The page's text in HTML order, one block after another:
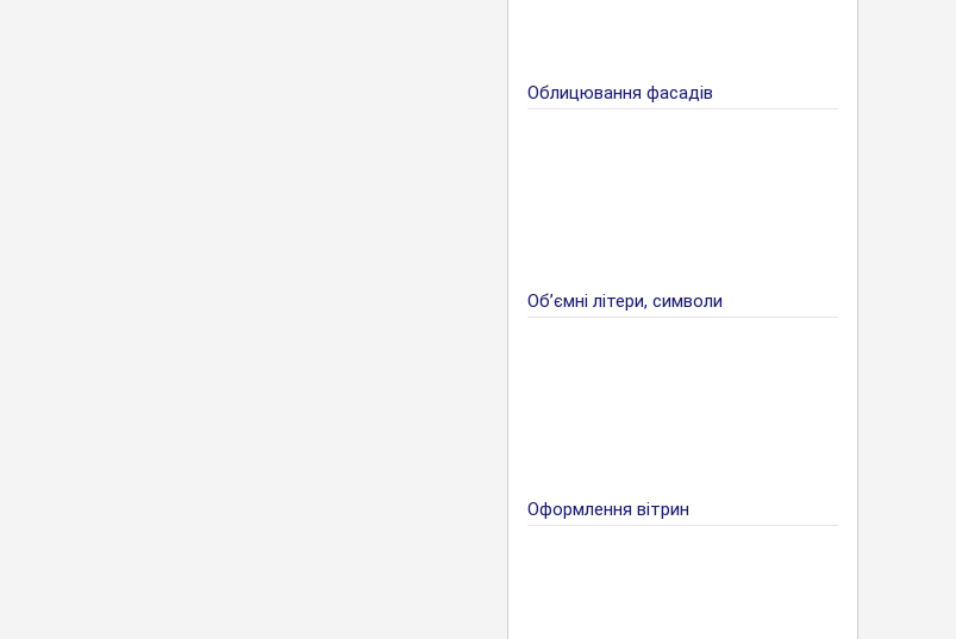
Облицювання фасадів
Об’ємні літери, символи
Оформлення вітрин